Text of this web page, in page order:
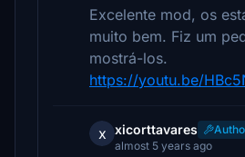
Excelente mod, os
muito bem. Fiz um
mostrá-los.
https://youtu.be/
x xicorttavares
almost 5 years ago